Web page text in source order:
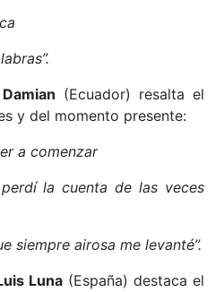
(Ecuador) resalta el
y del momento presente:
a comenzar
la cuenta de las veces
siempre airosa me levanté”.
Luna(España) destaca el